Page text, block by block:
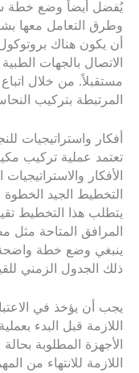
يُفضل أيضاً وضع خطة
وطرق التعامل معها
أن يكون هناك
الاتصال بالجهات
مستقبلاً. من خلال
المرتبطة بتركيب
أفكار واستراتيجيات
تعتمد عملية تركيب
الأفكار
التخطيط الجيد الخطوة
يتطلب هذا التخطيط
المرافق المتاحة مثل
ينبغي وضع خطة واضحة
ذلك الجدول الزمني
يجب أن يؤخذ في
اللازمة قبل البدء
الأجهزة المطلوبة
اللازمة للانتهاء من